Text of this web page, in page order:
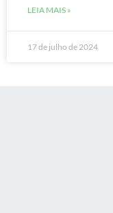
LEIA MAIS »
17 de julho de 2024